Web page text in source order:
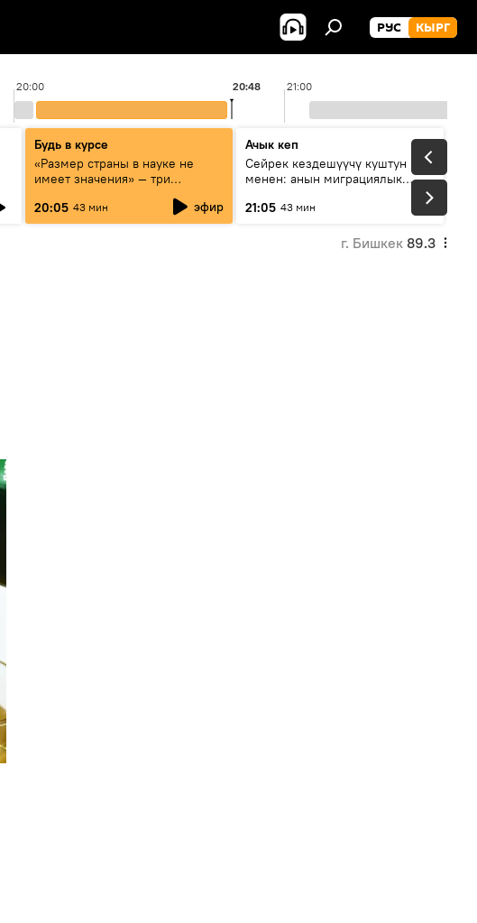
РУС КЫРГ
20:00 21:00
20:48
Будь в курсе
«Размер страны в науке не
имеет значения» — три
эксперта о сотрудничестве
России и Кыргызстана в
образовании и исследованиях
20:05 43 мин эфир
Ачык кеп
Сейрек кездешүүчү куштун изи
менен: анын миграциялык
21:05 43 мин
г. Бишкек 89.3